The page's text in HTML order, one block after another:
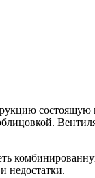
недостатки.